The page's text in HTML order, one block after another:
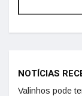
NOTÍCIAS
Valinhos pode